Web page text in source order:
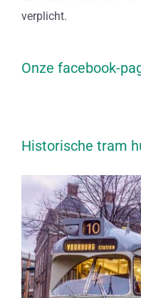
verplicht.
Onze facebook-
Historische tram